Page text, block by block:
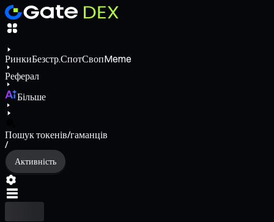
РинкиБезстр.СпотСвопMeme
Реферал
Більше
Пошук токенів/гаманців
/
Активність